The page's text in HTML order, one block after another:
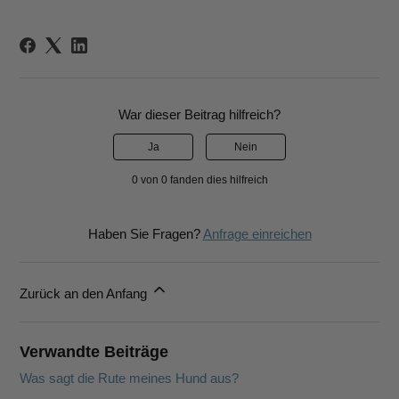
War dieser Beitrag hilfreich?
Ja Nein
0 von 0 fanden dies hilfreich
Haben Sie Fragen?Anfrage einreichen
Zurück an den Anfang
Verwandte Beiträge
Was sagt die Rute meines Hund aus?